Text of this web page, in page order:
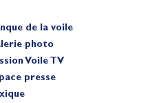
de la voile
photo
Voile TV
presse